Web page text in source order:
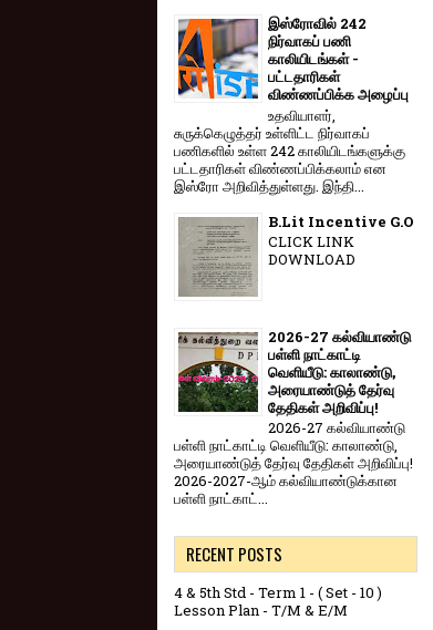
இஸ்ரோவில் 242
நிர்வாகப் பணி
காலியிடங்கள் -
பட்டதாரிகள்
விண்ணப்பிக்க அழைப்பு
உதவியாளர்,
சுருக்கெழுத்தர் உள்ளிட்ட நிர்வாகப்
பணிகளில் உள்ள 242 காலியிடங்களுக்கு
பட்டதாரிகள் விண்ணப்பிக்கலாம் என
இஸ்ரோ அறிவித்துள்ளது. இந்தி...
B.Lit Incentive G.O
CLICK LINK
DOWNLOAD
2026-27 கல்வியாண்டு
பள்ளி நாட்காட்டி
வெளியீடு: காலாண்டு,
அரையாண்டுத் தேர்வு
தேதிகள் அறிவிப்பு!
2026-27 கல்வியாண்டு
பள்ளி நாட்காட்டி வெளியீடு: காலாண்டு,
அரையாண்டுத் தேர்வு தேதிகள் அறிவிப்பு!
2026-2027-ஆம் கல்வியாண்டுக்கான
பள்ளி நாட்காட்...
RECENT POSTS
4 & 5th Std - Term 1 - ( Set - 10 )
Lesson Plan - T/M & E/M